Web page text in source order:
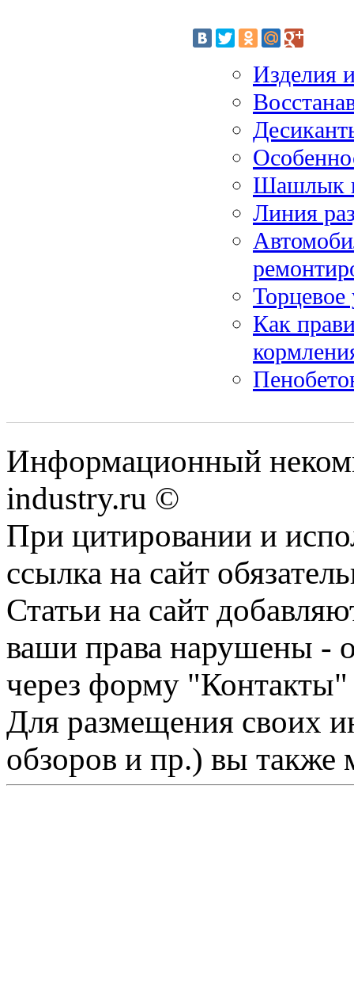
Изделия
Шашлык
Линия
Торцевое
Как
Информационный
industry.ru ©
При цитировании и
ссылка на сайт
Статьи на сайт
ваши права нарушены -
через форму "Контакты"
Для размещения своих
обзоров и пр.) вы также